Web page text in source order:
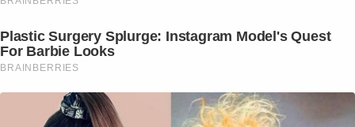
Plastic Surgery Splurge: Instagram Model's Quest
For Barbie Looks
BRAINBERRIES